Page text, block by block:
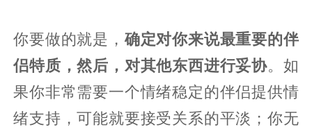
你要做的就是，确定对你来说最重要的伴
侣特质，然后，对其他东西进行妥协。如
果你非常需要一个情绪稳定的伴侣提供情
绪支持，可能就要接受关系的平淡；你无